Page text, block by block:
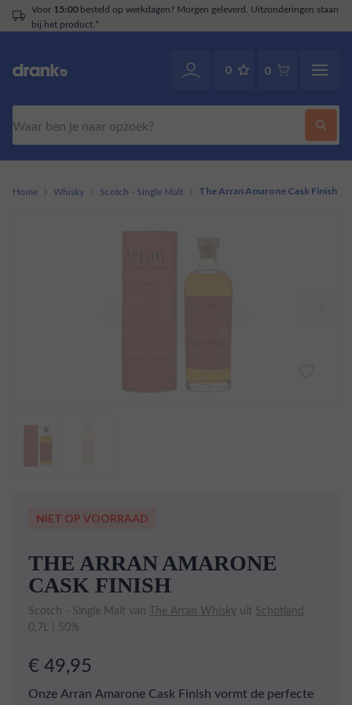
Voor 15:00besteld op werkdagen? Morgen geleverd. Uitzonderingen staan
bij het product.*
0 0
Home Whisky Scotch - Single Malt The Arran Amarone Cask Finish
NIET OP VOORRAAD
THE ARRAN AMARONE
CASK FINISH
Scotch - Single Malt van The Arran Whisky uit Schotland
0,7L | 50%
€ 49,95
Onze Arran Amarone Cask Finish vormt de perfecte